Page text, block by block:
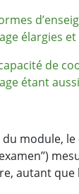
élargies
de
étant
du module,
autant que